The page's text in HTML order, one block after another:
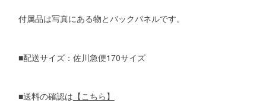
付属品は写真にある物とバックパネルです。
■配送サイズ：佐川急便170サイズ
■送料の確認は 【こちら】